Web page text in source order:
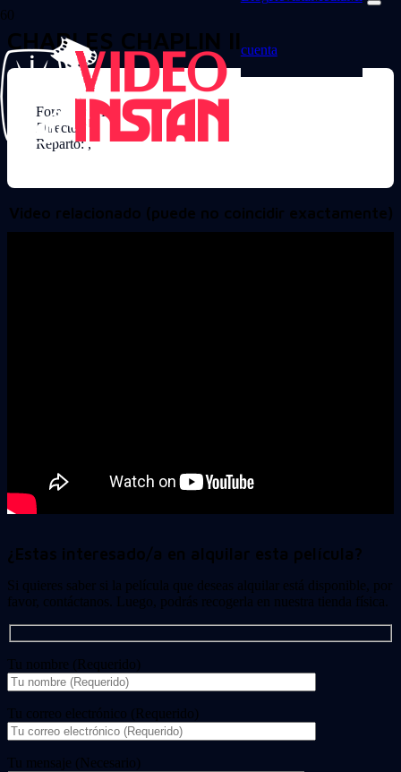
cuenta
CHARLES CHAPLIN III
Formato: VHS
Director:
Reparto: ,
Video relacionado (puede no coincidir exactamente)
¿Estas interesado/a en alquilar esta película?
Si quieres saber si la película que deseas alquilar está disponible, por
favor, contáctanos. Luego, podrás recogerla en nuestra tienda física.
Tu nombre (Requerido)
Tu correo electrónico (Requerido)
Tu mensaje (Necesario)